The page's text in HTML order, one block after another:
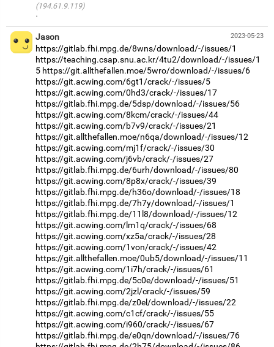
(194.61.9.119)
·
2023-05-23
Jason
https://gitlab.fhi.mpg.de/8wns/download/-/issues/1
https://teaching.csap.snu.ac.kr/4tu2/download/-/issues/1
5 https://git.allthefallen.moe/5wro/download/-/issues/6
https://git.acwing.com/6gt1/crack/-/issues/5
https://git.acwing.com/0hd3/crack/-/issues/17
https://gitlab.fhi.mpg.de/5dsp/download/-/issues/56
https://git.acwing.com/8kcm/crack/-/issues/44
https://git.acwing.com/b7v9/crack/-/issues/21
https://git.allthefallen.moe/n6qa/download/-/issues/12
https://git.acwing.com/mj1f/crack/-/issues/30
https://git.acwing.com/j6vb/crack/-/issues/27
https://gitlab.fhi.mpg.de/6urh/download/-/issues/80
https://git.acwing.com/8p8x/crack/-/issues/39
https://gitlab.fhi.mpg.de/h36o/download/-/issues/18
https://gitlab.fhi.mpg.de/7h7y/download/-/issues/1
https://gitlab.fhi.mpg.de/11l8/download/-/issues/12
https://git.acwing.com/lm1q/crack/-/issues/68
https://git.acwing.com/xz5a/crack/-/issues/28
https://git.acwing.com/1von/crack/-/issues/42
https://git.allthefallen.moe/0ub5/download/-/issues/11
https://git.acwing.com/1i7h/crack/-/issues/61
https://gitlab.fhi.mpg.de/5c0e/download/-/issues/51
https://git.acwing.com/2jzl/crack/-/issues/59
https://gitlab.fhi.mpg.de/z0el/download/-/issues/22
https://git.acwing.com/c1cf/crack/-/issues/55
https://git.acwing.com/i960/crack/-/issues/67
https://gitlab.fhi.mpg.de/e0qn/download/-/issues/76